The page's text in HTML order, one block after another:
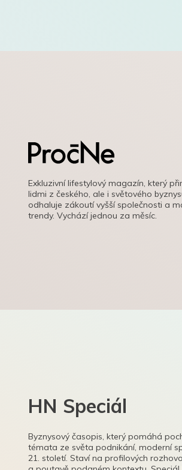
Exkluzivní lifestylový magazín, který
lidmi z českého, ale i světového
odhaluje zákoutí vyšší společnosti a
trendy. Vychází jednou za měsíc.
HN Speciál
Byznysový časopis, který pomáhá
témata ze světa podnikání, moderní
21. století. Staví na profilových